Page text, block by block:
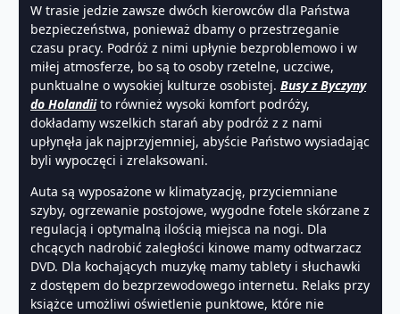
W trasie jedzie zawsze dwóch kierowców dla Państwa
bezpieczeństwa, ponieważ dbamy o przestrzeganie
czasu pracy. Podróż z nimi upłynie bezproblemowo i w
miłej atmosferze, bo są to osoby rzetelne, uczciwe,
punktualne o wysokiej kulturze osobistej. Busy z Byczyny
do Holandiito również wysoki komfort podróży,
dokładamy wszelkich starań aby podróż z z nami
upłynęła jak najprzyjemniej, abyście Państwo wysiadając
byli wypoczęci i zrelaksowani.
Auta są wyposażone w klimatyzację, przyciemniane
szyby, ogrzewanie postojowe, wygodne fotele skórzane z
regulacją i optymalną ilością miejsca na nogi. Dla
chcących nadrobić zaległości kinowe mamy odtwarzacz
DVD. Dla kochających muzykę mamy tablety i słuchawki
z dostępem do bezprzewodowego internetu. Relaks przy
książce umożliwi oświetlenie punktowe, które nie